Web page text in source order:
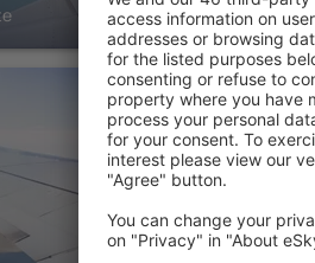
SCHWERIN